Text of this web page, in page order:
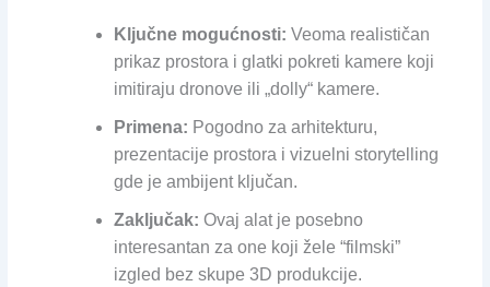
Ključne mogućnosti: Veoma realističan
prikaz prostora i glatki pokreti kamere koji
imitiraju dronove ili „dolly“ kamere.
Primena: Pogodno za arhitekturu,
prezentacije prostora i vizuelni storytelling
gde je ambijent ključan.
Zaključak: Ovaj alat je posebno
interesantan za one koji žele “filmski”
izgled bez skupe 3D produkcije.